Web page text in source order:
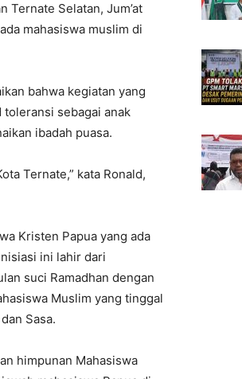
Ternate Selatan, Jum’at
mahasiswa muslim di
bahwa kegiatan yang
sebagai anak
ibadah puasa.
Ternate,” kata Ronald,
Kristen Papua yang ada
ini lahir dari
suci Ramadhan dengan
Muslim yang tinggal
Sasa.
himpunan Mahasiswa